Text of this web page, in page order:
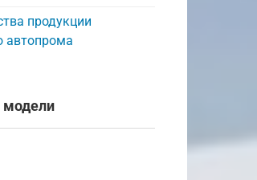
продукции
автопрома
модели